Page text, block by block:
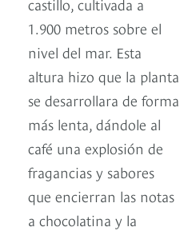
1.900 metros sobre el
nivel del mar. Esta
altura hizo que la planta
se desarrollara de forma
más lenta, dándole al
café una explosión de
fragancias y sabores
que encierran las notas
a chocolatina y la